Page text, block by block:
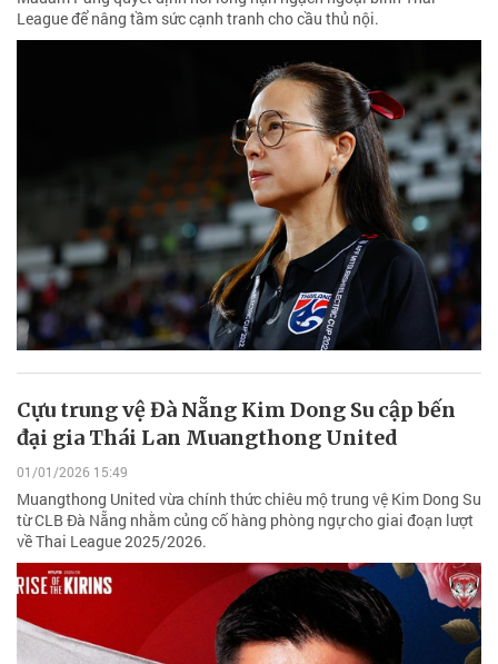
League để nâng tầm sức cạnh tranh cho cầu thủ nội.
Cựu trung vệ Đà Nẵng Kim Dong Su cập bến
đại gia Thái Lan Muangthong United
01/01/2026 15:49
Muangthong United vừa chính thức chiêu mộ trung vệ Kim Dong Su
từ CLB Đà Nẵng nhằm củng cố hàng phòng ngự cho giai đoạn lượt
về Thai League 2025/2026.